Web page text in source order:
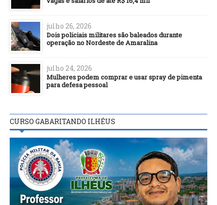
julho 26, 2026
Dois policiais militares são baleados durante
operação no Nordeste de Amaralina
julho 24, 2026
Mulheres podem comprar e usar spray de pimenta
para defesa pessoal
CURSO GABARITANDO ILHÉUS